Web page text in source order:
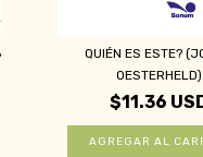
QUIÉN ES ESTE?
OESTERHELD)
$11.36